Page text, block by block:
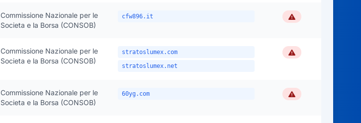
Commissione Nazionale per le
Societa e la Borsa (CONSOB)
cfw896.it Flagged
Commissione Nazionale per le
Societa e la Borsa (CONSOB)
stratoslumex.com
stratoslumex.net
Flagged
Commissione Nazionale per le
Societa e la Borsa (CONSOB)
60yg.com Flagged